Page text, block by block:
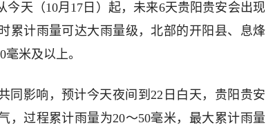
今天（10月17日）起，未来6天贵阳贵安会出现
累计雨量可达大雨量级，北部的开阳县、息烽
米及以上。
同影响，预计今天夜间到22日白天，贵阳贵安
，过程累计雨量为20～50毫米，最大累计雨量